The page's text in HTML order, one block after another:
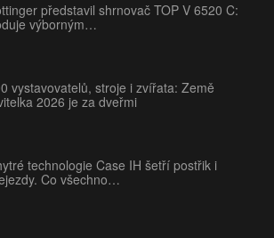
představil shrnovač TOP V 6520 C:
výborným…
vystavovatelů, stroje i zvířata: Země
2026 je za dveřmi
technologie Case IH šetří postřik i
Co všechno…